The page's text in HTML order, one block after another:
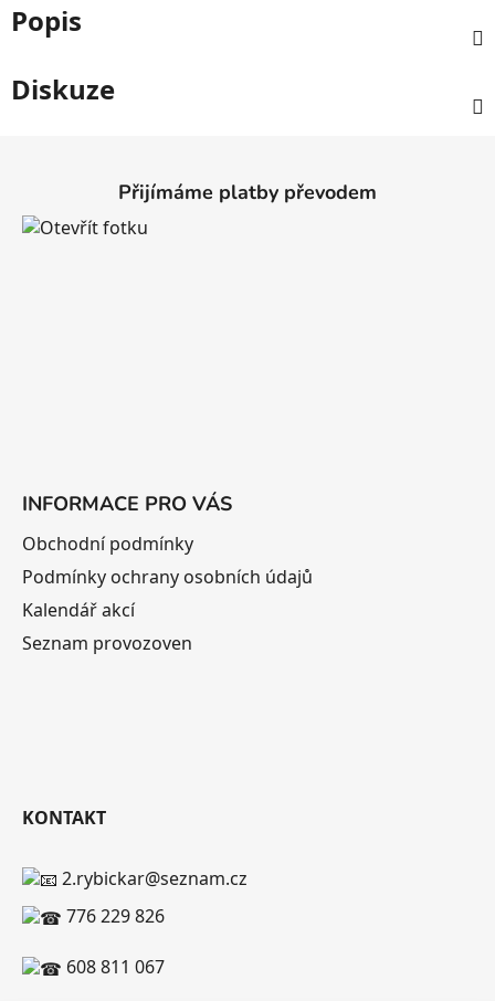
Popis
Diskuze
Přijímáme platby převodem
INFORMACE PRO VÁS
Obchodní podmínky
Podmínky ochrany osobních údajů
Kalendář akcí
Seznam provozoven
KONTAKT
2.rybickar@seznam.cz
776 229 826
608 811 067